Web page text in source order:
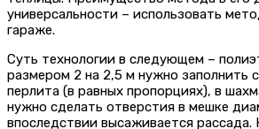
универсальности – использовать
гараже.
Суть технологии в следующем –
размером 2 на 2,5 м нужно заполнить
перлита (в равных пропорциях), в
нужно сделать отверстия в мешке
впоследствии высаживается